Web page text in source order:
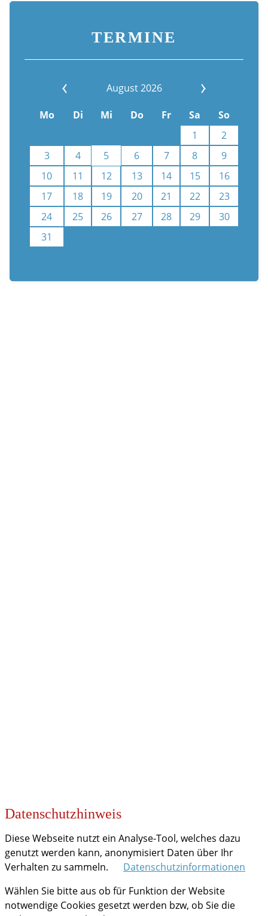
TERMINE
August 2026
Mo Di Mi Do Fr Sa
So
1
2
3
4 5 6 7 8
9
10
11 12 13 14 15
16
17
18 19 20 21 22
23
24
25 26 27 28 29
30
31
Datenschutzhinweis
Diese Webseite nutzt ein Analyse-Tool, welches dazu
genutzt werden kann, anonymisiert Daten über Ihr
Verhalten zu sammeln.
Datenschutzinformationen
Wählen Sie bitte aus ob für Funktion der Website
notwendige Cookies gesetzt werden bzw, ob Sie die